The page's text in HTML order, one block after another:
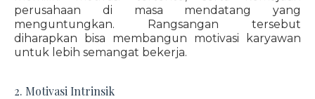
perusahaan di masa mendatang yang
menguntungkan. Rangsangan tersebut
diharapkan bisa membangun motivasi karyawan
untuk lebih semangat bekerja.
2. Motivasi Intrinsik